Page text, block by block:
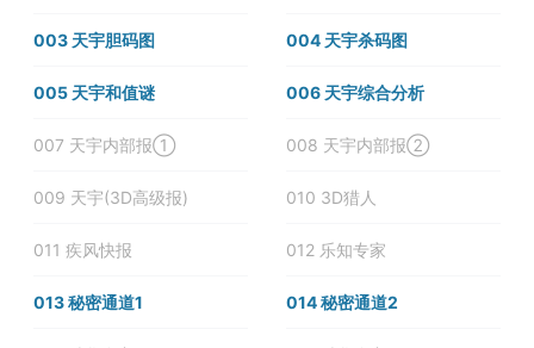
003 天宇胆码图 004 天宇杀码图
005 天宇和值谜 006 天宇综合分析
007 天宇内部报① 008 天宇内部报②
009 天宇(3D高级报) 010 3D猎人
011 疾风快报 012 乐知专家
013 秘密通道1 014 秘密通道2